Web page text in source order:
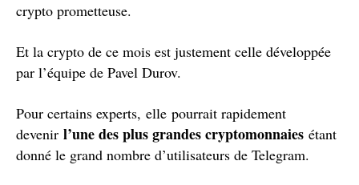
crypto prometteuse.
Et la crypto de ce mois est justement celle développée
par l’équipe de Pavel Durov.
Pour certains experts, elle pourrait rapidement
devenir l’une des plus grandes cryptomonnaies étant
donné le grand nombre d’utilisateurs de Telegram.